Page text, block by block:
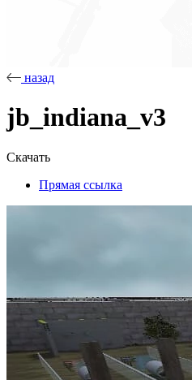
назад
jb_indiana_v3
Скачать
Прямая ссылка